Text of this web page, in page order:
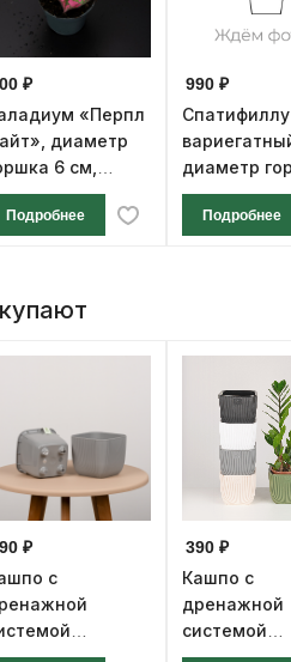
₽
«Перпл
диаметр
6 см,
12 см
Подробнее
990 ₽
диаметр
см, высота
Подробнее
₽
с
VipSet
390 ₽
Кашпо с
дренажной
системой
«Фабио»